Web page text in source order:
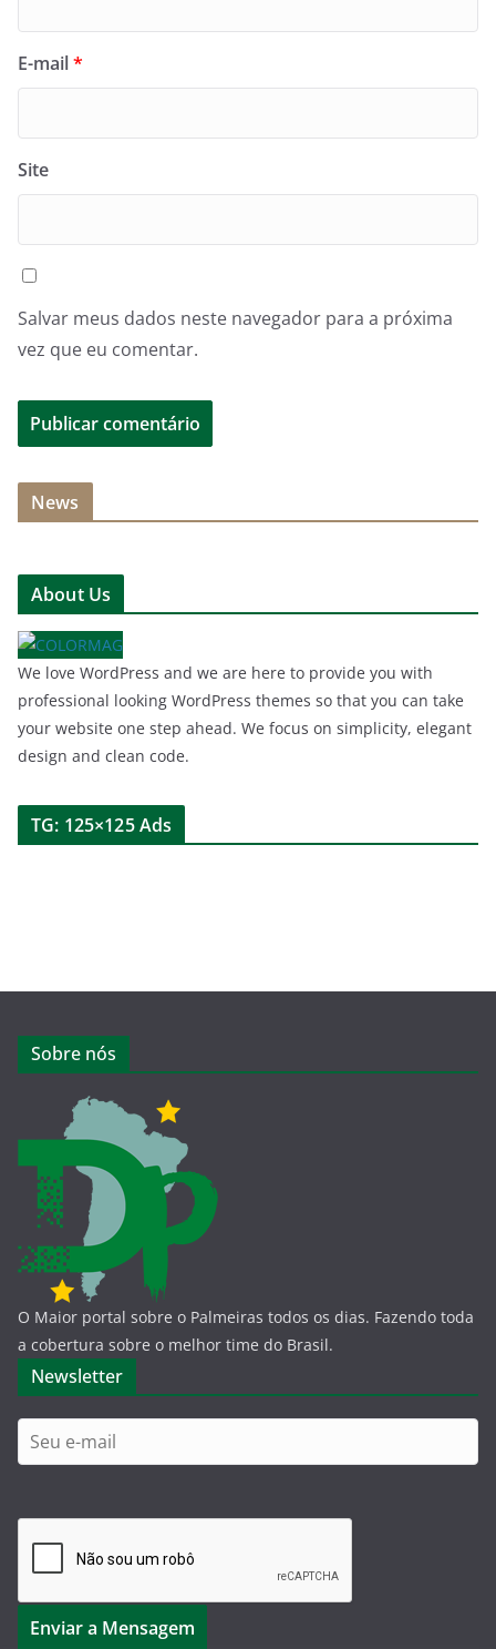
E-mail*
Site
Salvar meus dados neste navegador para a próxima
vez que eu comentar.
News
About Us
We love WordPress and we are here to provide you with
professional looking WordPress themes so that you can take
your website one step ahead. We focus on simplicity, elegant
design and clean code.
TG: 125×125 Ads
Sobre nós
O Maior portal sobre o Palmeiras todos os dias. Fazendo toda
a cobertura sobre o melhor time do Brasil.
Newsletter